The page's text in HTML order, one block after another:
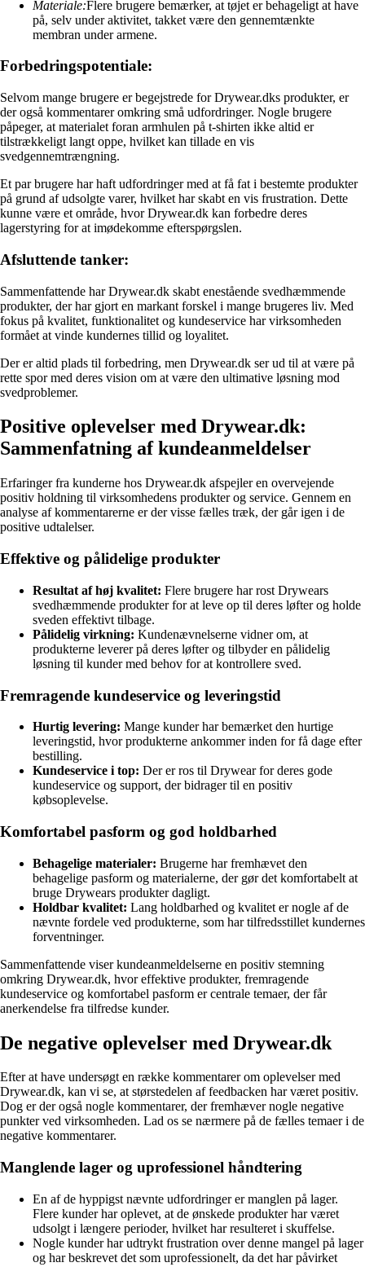
Materiale:Flere brugere bemærker, at tøjet er behageligt at have
på, selv under aktivitet, takket være den gennemtænkte
membran under armene.
Forbedringspotentiale:
Selvom mange brugere er begejstrede for Drywear.dks produkter, er
der også kommentarer omkring små udfordringer. Nogle brugere
påpeger, at materialet foran armhulen på t-shirten ikke altid er
tilstrækkeligt langt oppe, hvilket kan tillade en vis
svedgennemtrængning.
Et par brugere har haft udfordringer med at få fat i bestemte produkter
på grund af udsolgte varer, hvilket har skabt en vis frustration. Dette
kunne være et område, hvor Drywear.dk kan forbedre deres
lagerstyring for at imødekomme efterspørgslen.
Afsluttende tanker:
Sammenfattende har Drywear.dk skabt enestående svedhæmmende
produkter, der har gjort en markant forskel i mange brugeres liv. Med
fokus på kvalitet, funktionalitet og kundeservice har virksomheden
formået at vinde kundernes tillid og loyalitet.
Der er altid plads til forbedring, men Drywear.dk ser ud til at være på
rette spor med deres vision om at være den ultimative løsning mod
svedproblemer.
Positive oplevelser med Drywear.dk:
Sammenfatning af kundeanmeldelser
Erfaringer fra kunderne hos Drywear.dk afspejler en overvejende
positiv holdning til virksomhedens produkter og service. Gennem en
analyse af kommentarerne er der visse fælles træk, der går igen i de
positive udtalelser.
Effektive og pålidelige produkter
Resultat af høj kvalitet: Flere brugere har rost Drywears
svedhæmmende produkter for at leve op til deres løfter og holde
sveden effektivt tilbage.
Pålidelig virkning: Kundenævnelserne vidner om, at
produkterne leverer på deres løfter og tilbyder en pålidelig
løsning til kunder med behov for at kontrollere sved.
Fremragende kundeservice og leveringstid
Hurtig levering: Mange kunder har bemærket den hurtige
leveringstid, hvor produkterne ankommer inden for få dage efter
bestilling.
Kundeservice i top: Der er ros til Drywear for deres gode
kundeservice og support, der bidrager til en positiv
købsoplevelse.
Komfortabel pasform og god holdbarhed
Behagelige materialer: Brugerne har fremhævet den
behagelige pasform og materialerne, der gør det komfortabelt at
bruge Drywears produkter dagligt.
Holdbar kvalitet: Lang holdbarhed og kvalitet er nogle af de
nævnte fordele ved produkterne, som har tilfredsstillet kundernes
forventninger.
Sammenfattende viser kundeanmeldelserne en positiv stemning
omkring Drywear.dk, hvor effektive produkter, fremragende
kundeservice og komfortabel pasform er centrale temaer, der får
anerkendelse fra tilfredse kunder.
De negative oplevelser med Drywear.dk
Efter at have undersøgt en række kommentarer om oplevelser med
Drywear.dk, kan vi se, at størstedelen af feedbacken har været positiv.
Dog er der også nogle kommentarer, der fremhæver nogle negative
punkter ved virksomheden. Lad os se nærmere på de fælles temaer i de
negative kommentarer.
Manglende lager og uprofessionel håndtering
En af de hyppigst nævnte udfordringer er manglen på lager.
Flere kunder har oplevet, at de ønskede produkter har været
udsolgt i længere perioder, hvilket har resulteret i skuffelse.
Nogle kunder har udtrykt frustration over denne mangel på lager
og har beskrevet det som uprofessionelt, da det har påvirket